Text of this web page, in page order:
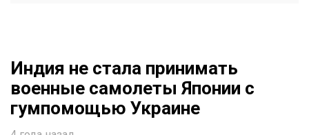
Индия не стала принимать
военные самолеты Японии с
гумпомощью Украине